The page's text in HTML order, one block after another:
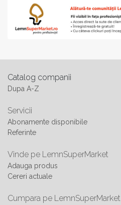
Catalog companii
Dupa A-Z
Servicii
Abonamente disponibile
Referinte
Vinde pe LemnSuperMarket
Adauga produs
Cereri actuale
Cumpara pe LemnSuperMarket